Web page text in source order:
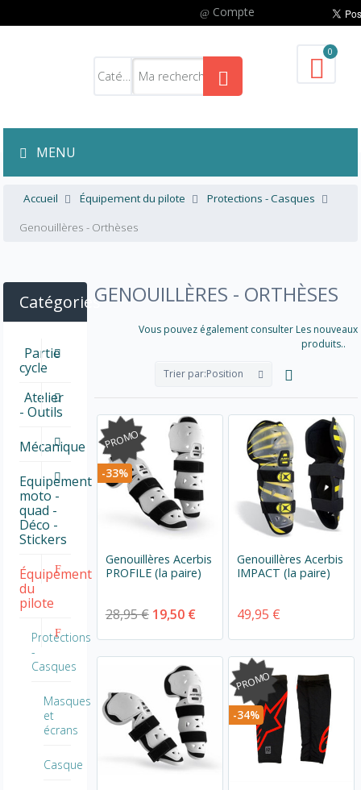
Compte
0
MENU
Accueil Équipement du pilote
Protections - Casques
Genouillères - Orthèses
GENOUILLÈRES - ORTHÈSES
Vous pouvez également consulter Les nouveaux
produits..
Trier par:Position
PROMO
-33%
Genouillères Acerbis
PROFILE (la paire)
28,95 € 19,50 €
Genouillères Acerbis
IMPACT (la paire)
49,95 €
PROMO
-34%
Catégories
Partie
cycle
Atelier
- Outils
Mécanique
Equipement
moto -
quad -
Déco -
Stickers
Équipement
du
pilote
Protections
-
Casques
Masques
et
écrans
Casque